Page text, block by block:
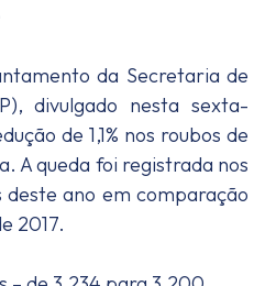
da Secretaria de
divulgado nesta sexta-
de 1,1% nos roubos de
A queda foi registrada nos
ano em comparação
2017.